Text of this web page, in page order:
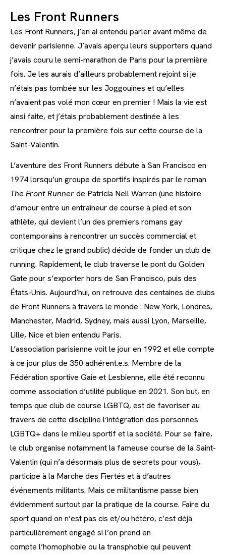
Les Front Runners
Les Front Runners, j’en ai entendu parler avant même de
devenir parisienne. J’avais aperçu leurs supporters quand
j’avais couru le semi-marathon de Paris pour la première
fois. Je les aurais d’ailleurs probablement rejoint si je
n’étais pas tombée sur les Joggouines et qu’elles
n’avaient pas volé mon cœur en premier ! Mais la vie est
ainsi faite, et j’étais probablement destinée à les
rencontrer pour la première fois sur cette course de la
Saint-Valentin.
L’aventure des Front Runners débute à San Francisco en
1974 lorsqu’un groupe de sportifs inspirés par le roman
The Front Runnerde Patricia Nell Warren (une histoire
d’amour entre un entraîneur de course à pied et son
athlète, qui devient l’un des premiers romans gay
contemporains à rencontrer un succès commercial et
critique chez le grand public) décide de fonder un club de
running. Rapidement, le club traverse le pont du Golden
Gate pour s’exporter hors de San Francisco, puis des
États-Unis. Aujourd’hui, on retrouve des centaines de clubs
de Front Runners à travers le monde : New York, Londres,
Manchester, Madrid, Sydney, mais aussi Lyon, Marseille,
Lille, Nice et bien entendu Paris.
L’association parisienne voit le jour en 1992 et elle compte
à ce jour plus de 350 adhérent.e.s. Membre de la
Fédération sportive Gaie et Lesbienne, elle été reconnu
comme association d’utilité publique en 2021. Son but, en
temps que club de course LGBTQ, est de favoriser au
travers de cette discipline l’intégration des personnes
LGBTQ+ dans le milieu sportif et la société. Pour se faire,
le club organise notamment la fameuse course de la Saint-
Valentin (qui n’a désormais plus de secrets pour vous),
participe à la Marche des Fiertés et à d’autres
événements militants. Mais ce militantisme passe bien
évidemment surtout par la pratique de la course. Faire du
sport quand on n’est pas cis et/ou hétéro, c’est déjà
particulièrement engagé si l’on prend en
compte l’homophobie ou la transphobie qui peuvent